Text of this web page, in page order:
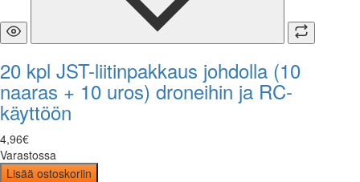
20 kpl JST-liitinpakkaus johdolla (10
naaras + 10 uros) droneihin ja RC-
käyttöön
4,96€
Varastossa
Lisää ostoskoriin